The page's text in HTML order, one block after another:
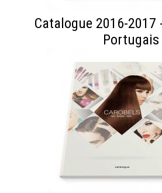
Catalogue 2016-2017
Portugais